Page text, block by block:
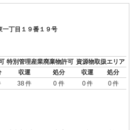
一丁目１９番１９号
特別管理産業廃棄物許可 資源物取扱エリア
収運 処分 収運
処分
38 件 0 件 0 件 0 件